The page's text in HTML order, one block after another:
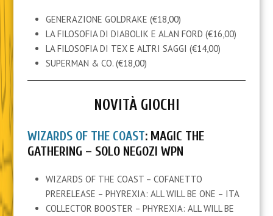
GENERAZIONE GOLDRAKE (€18,00)
LA FILOSOFIA DI DIABOLIK E ALAN FORD (€16,00)
LA FILOSOFIA DI TEX E ALTRI SAGGI (€14,00)
SUPERMAN & CO. (€18,00)
NOVITÀ GIOCHI
WIZARDS OF THE COAST: MAGIC THE
GATHERING – SOLO NEGOZI WPN
WIZARDS OF THE COAST – COFANETTO
PRERELEASE – PHYREXIA: ALL WILL BE ONE – ITA
COLLECTOR BOOSTER – PHYREXIA: ALL WILL BE